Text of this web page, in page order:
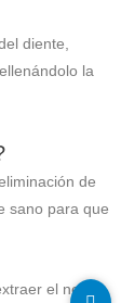
diente,
la
de
sano para que
el nervio